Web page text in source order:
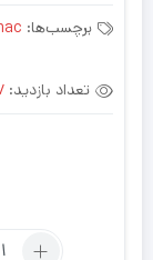
برچسب‌ها:
تعداد بازدید: